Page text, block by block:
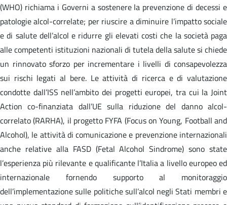
(WHO) richiama i Governi a sostenere la prevenzione di decessi e
patologie alcol-correlate; per riuscire a diminuire l’impatto sociale
e di salute dell’alcol e ridurre gli elevati costi che la società paga
alle competenti istituzioni nazionali di tutela della salute si chiede
un rinnovato sforzo per incrementare i livelli di consapevolezza
sui rischi legati al bere. Le attività di ricerca e di valutazione
condotte dall’ISS nell’ambito dei progetti europei, tra cui la Joint
Action co-finanziata dall’UE sulla riduzione del danno alcol-
correlato (RARHA), il progetto FYFA (Focus on Young, Football and
Alcohol), le attività di comunicazione e prevenzione internazionali
anche relative alla FASD (Fetal Alcohol Sindrome) sono state
l’esperienza più rilevante e qualificante l’Italia a livello europeo ed
internazionale fornendo supporto al monitoraggio
dell’implementazione sulle politiche sull’alcol negli Stati membri e